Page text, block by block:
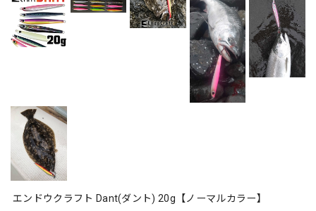
エンドウクラフト Dant(ダント) 20g【ノーマルカラー】